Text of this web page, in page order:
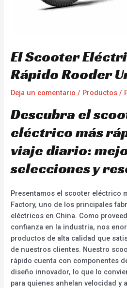
El Scooter
Rápido Rooder
Deja un comentario / Productos /
Descubra el
eléctrico más
viaje diario:
selecciones y
Presentamos el scooter eléctrico
Factory, uno de los principales
eléctricos en China. Como
confianza en la industria, nos
productos de alta calidad que
de nuestros clientes. Nuestro
rápido cuenta con componentes
diseño innovador, lo que lo
para quienes anhelan velocidad y